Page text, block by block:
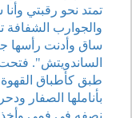
تمتد نحو رقبتي
والجوارب
ساق وأدنت رأسها
الساندويتش".
طبق كأطباق
بأناملها الصفار
نصفه في فمي